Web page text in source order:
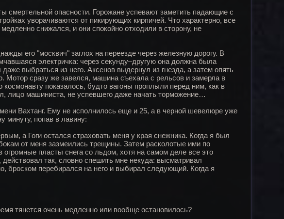
смертельной опасности. Горожане успевают заметить падающие с
уворачиваются от пикирующих кирпичей. Что характерно, все
снижался, и они спокойно отходили в сторону, не
его "москвич" заглох на переезде через железную дорогу. В
электричка: через секунду–другую она должна была
выбраться из него. Аксенов выдернул из гнезда, а затем опять
Мотор сразу же завелся, машина съехала с рельсов и замерла в
показалось, будто вагоны проплыли перед ним, как в
лицо машиниста, не успевшего даже начать торможение…
Вахтанг. Ему не исполнилось еще и 25, а в черной шевелюре уже
минуту, попав в лавину:
а Гоги остался страховать меня у края снежника. Когда я был
от меня зазмеились трещины. Затем расколотые ими по
огромные пласты снега со льдом, хотя на самом деле все это
так, словно спешить мне некуда: высматривал
броском перебирался на него и выбирал следующий. Когда я
тянется очень медленно или вообще остановилось?